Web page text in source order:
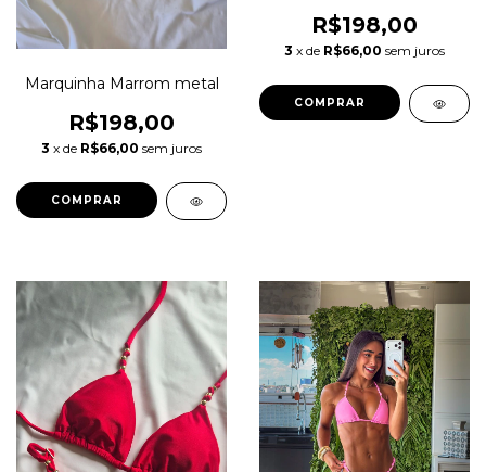
Marquinha Marrom metal
R$198,00
3 x de R$66,00 sem juros
COMPRAR
R$198,00
3 x de R$66,00 sem juros
COMPRAR